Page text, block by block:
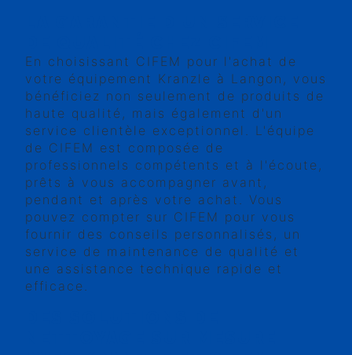
En choisissant CIFEM pour l'achat de
votre équipement Kranzle à Langon, vous
bénéficiez non seulement de produits de
haute qualité, mais également d'un
service clientèle exceptionnel. L'équipe
de CIFEM est composée de
professionnels compétents et à l'écoute,
prêts à vous accompagner avant,
pendant et après votre achat. Vous
pouvez compter sur CIFEM pour vous
fournir des conseils personnalisés, un
service de maintenance de qualité et
une assistance technique rapide et
efficace.